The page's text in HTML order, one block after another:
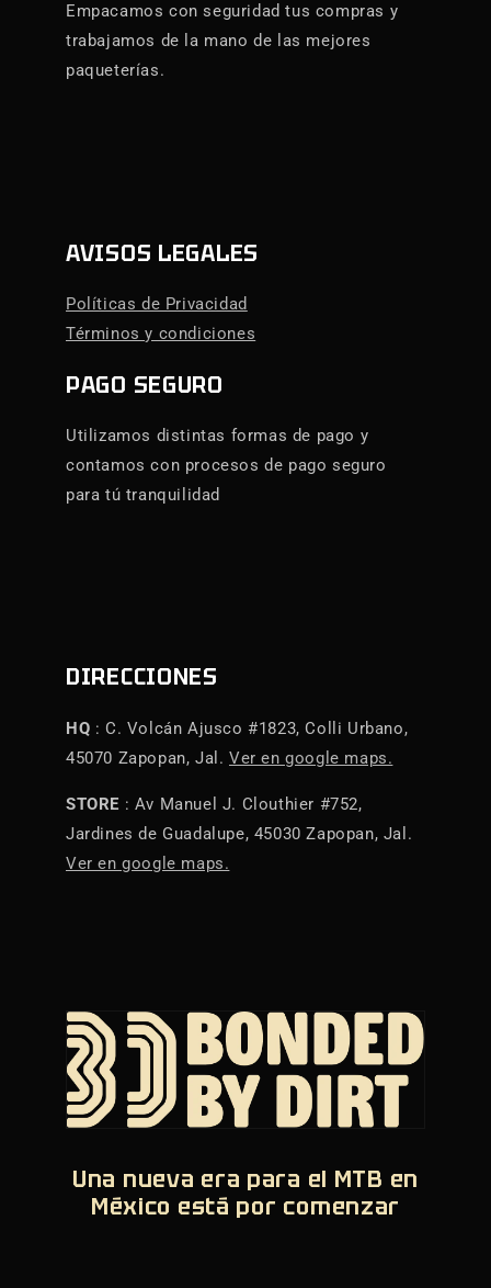
Empacamos con seguridad tus compras y
trabajamos de la mano de las mejores
paqueterías.
AVISOS LEGALES
Políticas de Privacidad
Términos y condiciones
PAGO SEGURO
Utilizamos distintas formas de pago y
contamos con procesos de pago seguro
para tú tranquilidad
DIRECCIONES
HQ : C. Volcán Ajusco #1823, Colli Urbano,
45070 Zapopan, Jal. Ver en google maps.
STORE : Av Manuel J. Clouthier #752,
Jardines de Guadalupe, 45030 Zapopan, Jal.
Ver en google maps.
Una nueva era para el MTB en
México está por comenzar